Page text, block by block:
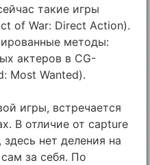
такие игры
of War: Direct Action).
методы:
актеров в CG-
Most Wanted).
игры, встречается
В отличие от capture
нет деления на
за себя. По